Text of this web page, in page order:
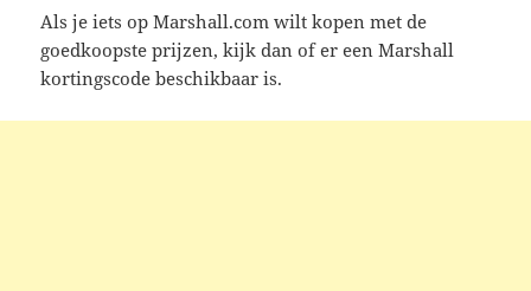
Als je iets op Marshall.com wilt kopen met de
goedkoopste prijzen, kijk dan of er een Marshall
kortingscode beschikbaar is.